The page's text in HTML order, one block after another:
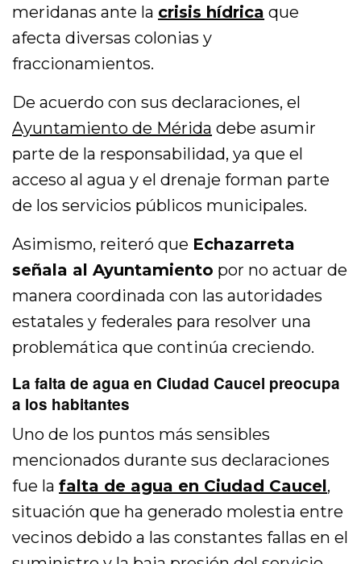
meridanas ante la crisis hídrica que
afecta diversas colonias y
fraccionamientos.
De acuerdo con sus declaraciones, el
Ayuntamiento de Mérida debe asumir
parte de la responsabilidad, ya que el
acceso al agua y el drenaje forman parte
de los servicios públicos municipales.
Asimismo, reiteró que Echazarreta
señala al Ayuntamiento por no actuar de
manera coordinada con las autoridades
estatales y federales para resolver una
problemática que continúa creciendo.
La falta de agua en Ciudad Caucel preocupa
a los habitantes
Uno de los puntos más sensibles
mencionados durante sus declaraciones
fue lafalta de agua en Ciudad Caucel ,
situación que ha generado molestia entre
vecinos debido a las constantes fallas en el